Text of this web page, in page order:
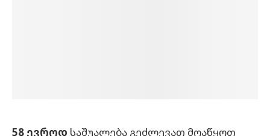
58 ევროდ საშუალება გეძლევათ მოაწყოთ